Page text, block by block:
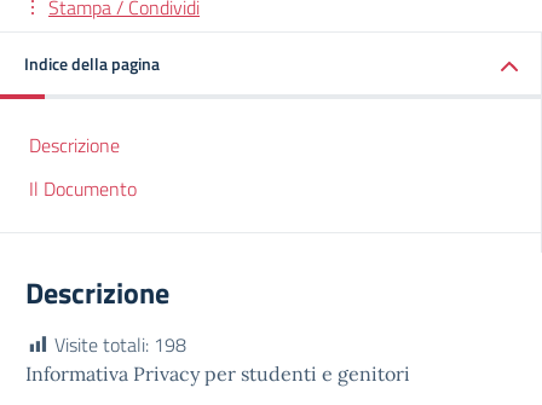
Stampa / Condividi
Indice della pagina
Descrizione
Il Documento
Descrizione
Visite totali: 198
Informativa Privacy per studenti e genitori